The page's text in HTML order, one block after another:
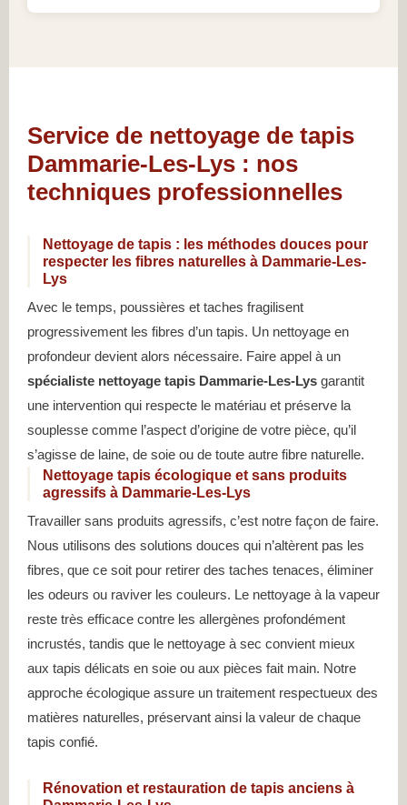
Service de nettoyage de tapis
Dammarie-Les-Lys : nos
techniques professionnelles
Nettoyage de tapis : les méthodes douces pour
respecter les fibres naturelles à Dammarie-Les-
Lys
Avec le temps, poussières et taches fragilisent
progressivement les fibres d’un tapis. Un nettoyage en
profondeur devient alors nécessaire. Faire appel à un
spécialiste nettoyage tapis Dammarie-Les-Lys garantit
une intervention qui respecte le matériau et préserve la
souplesse comme l’aspect d’origine de votre pièce, qu’il
s’agisse de laine, de soie ou de toute autre fibre naturelle.
Nettoyage tapis écologique et sans produits
agressifs à Dammarie-Les-Lys
Travailler sans produits agressifs, c’est notre façon de faire.
Nous utilisons des solutions douces qui n’altèrent pas les
fibres, que ce soit pour retirer des taches tenaces, éliminer
les odeurs ou raviver les couleurs. Le nettoyage à la vapeur
reste très efficace contre les allergènes profondément
incrustés, tandis que le nettoyage à sec convient mieux
aux tapis délicats en soie ou aux pièces fait main. Notre
approche écologique assure un traitement respectueux des
matières naturelles, préservant ainsi la valeur de chaque
tapis confié.
Rénovation et restauration de tapis anciens à